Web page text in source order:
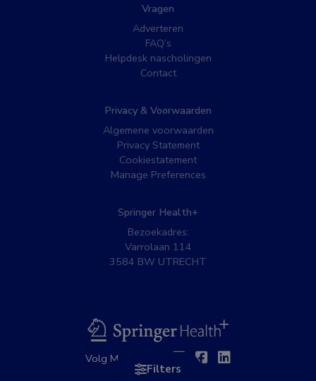
Filters
Vragen
Adverteren
FAQ’s
Helpdesk nascholingen
Contact
Privacy & Voorwaarden
Algemene voorwaarden
Privacy Statement
Cookiestatement
Manage Preferences
Springer Health+
Bezoekadres:
Varrolaan 114
3584 BW UTRECHT
BSL
Volg MedNet op: TwitterFacebook
Linkedin